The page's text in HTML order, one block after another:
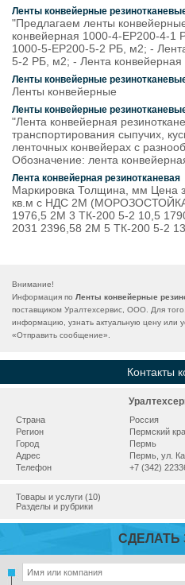
Ленты конвейерные
"Предлагаем ленты
конвейерная 1000-4-ЕР200-4-1
1000-5-ЕР200-5-2 РБ, м2; -
5-2 РБ, м2; - Лента конвейерная
Ленты конвейерные
Ленты конвейерные
Ленты конвейерные
"Лента конвейерная
транспортирования сыпучих,
ленточных конвейерах с
Обозначение: лента
Лента конвейерная резинотканевая
Маркировка Толщина, мм Цена
кв.м с НДС 2М
1976,5 2М 3 ТК-200 5-2 10,5
2031 2396,58 2М 5 ТК-200 5-2 13,
Внимание!
Информация по Ленты конвейерные
поставщиком Уралтехсервис, ООО. Для
информацию, узнать актуальную цену или
«Отправить сообщение».
Контакты
Страна
Россия
Регион
Пермский
Город
Пермь
Адрес
Пермь, ул.
Телефон
+7 (342)
Товары и услуги (10)
Разделы и рубрики
СДЕЛАТЬ